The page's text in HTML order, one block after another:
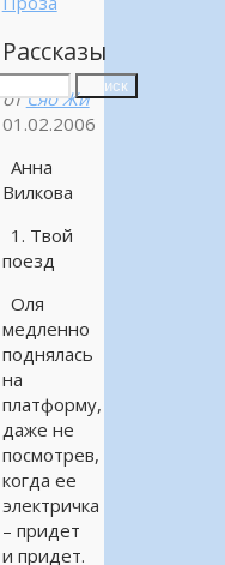
Поиск
Рассказы
от Сяо Жи
01.02.2006
Анна
Вилкова
1. Твой
поезд
Оля
медленно
поднялась
на
платформу,
даже не
посмотрев,
когда ее
электричка
– придет
и придет.